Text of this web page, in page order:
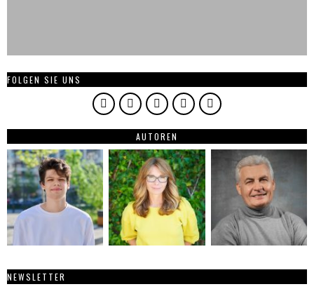
FOLGEN SIE UNS
AUTOREN
NEWSLETTER